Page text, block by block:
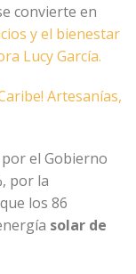
convierte en
y el bienestar
Lucy García.
Artesanías,
el Gobierno
por la
los 86
solar de